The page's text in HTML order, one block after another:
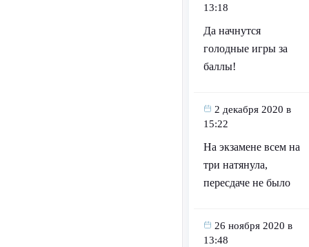
13:18
Да начнутся
голодные игры за
баллы!
2 декабря 2020 в
15:22
На экзамене всем на
три натянула,
пересдаче не было
26 ноября 2020 в
13:48